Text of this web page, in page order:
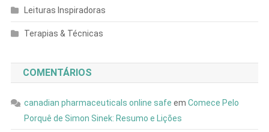
Leituras Inspiradoras
Terapias & Técnicas
COMENTÁRIOS
canadian pharmaceuticals online safe em Comece Pelo
Porquê de Simon Sinek: Resumo e Lições